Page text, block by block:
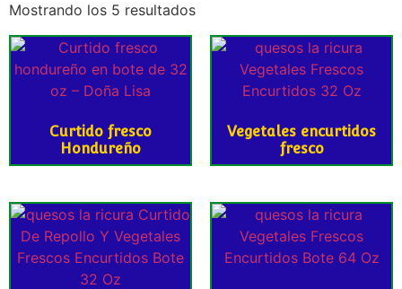
Mostrando los 5 resultados
Curtido fresco
Hondureño
Vegetales encurtidos
fresco